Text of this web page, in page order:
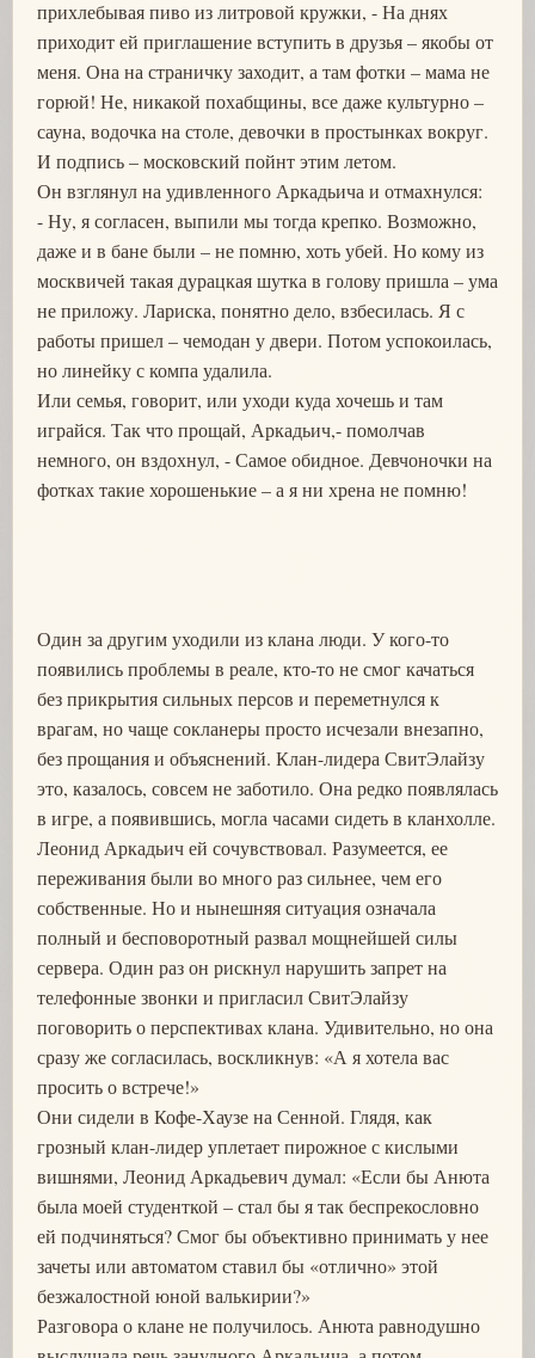
прихлебывая пиво из литровой кружки, - На днях
приходит ей приглашение вступить в друзья – якобы от
меня. Она на страничку заходит, а там фотки – мама не
горюй! Не, никакой похабщины, все даже культурно –
сауна, водочка на столе, девочки в простынках вокруг.
И подпись – московский пойнт этим летом.
Он взглянул на удивленного Аркадьича и отмахнулся:
- Ну, я согласен, выпили мы тогда крепко. Возможно,
даже и в бане были – не помню, хоть убей. Но кому из
москвичей такая дурацкая шутка в голову пришла – ума
не приложу. Лариска, понятно дело, взбесилась. Я с
работы пришел – чемодан у двери. Потом успокоилась,
но линейку с компа удалила.
Или семья, говорит, или уходи куда хочешь и там
играйся. Так что прощай, Аркадьич,- помолчав
немного, он вздохнул, - Самое обидное. Девчоночки на
фотках такие хорошенькие – а я ни хрена не помню!
Один за другим уходили из клана люди. У кого-то
появились проблемы в реале, кто-то не смог качаться
без прикрытия сильных персов и переметнулся к
врагам, но чаще сокланеры просто исчезали внезапно,
без прощания и объяснений. Клан-лидера СвитЭлайзу
это, казалось, совсем не заботило. Она редко появлялась
в игре, а появившись, могла часами сидеть в кланхолле.
Леонид Аркадьич ей сочувствовал. Разумеется, ее
переживания были во много раз сильнее, чем его
собственные. Но и нынешняя ситуация означала
полный и бесповоротный развал мощнейшей силы
сервера. Один раз он рискнул нарушить запрет на
телефонные звонки и пригласил СвитЭлайзу
поговорить о перспективах клана. Удивительно, но она
сразу же согласилась, воскликнув: «А я хотела вас
просить о встрече!»
Они сидели в Кофе-Хаузе на Сенной. Глядя, как
грозный клан-лидер уплетает пирожное с кислыми
вишнями, Леонид Аркадьевич думал: «Если бы Анюта
была моей студенткой – стал бы я так беспрекословно
ей подчиняться? Смог бы объективно принимать у нее
зачеты или автоматом ставил бы «отлично» этой
безжалостной юной валькирии?»
Разговора о клане не получилось. Анюта равнодушно